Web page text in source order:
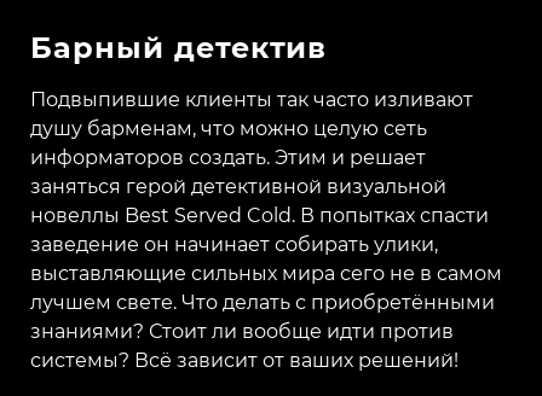
Барный детектив
Подвыпившие клиенты так часто изливают
душу барменам, что можно целую сеть
информаторов создать. Этим и решает
заняться герой детективной визуальной
новеллы Best Served Cold. В попытках спасти
заведение он начинает собирать улики,
выставляющие сильных мира сего не в самом
лучшем свете. Что делать с приобретёнными
знаниями? Стоит ли вообще идти против
системы? Всё зависит от ваших решений!